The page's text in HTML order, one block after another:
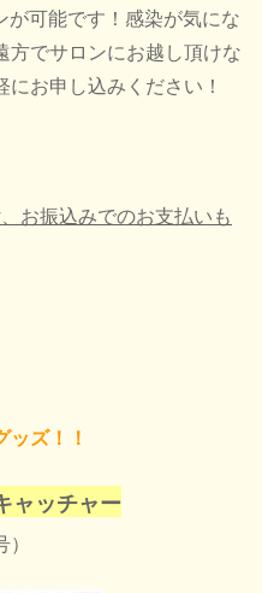
が可能です！感染が気にな
方でサロンにお越し頂けな
お申し込みください！
お振込みでのお支払いも
ズ！！
ャッチャー